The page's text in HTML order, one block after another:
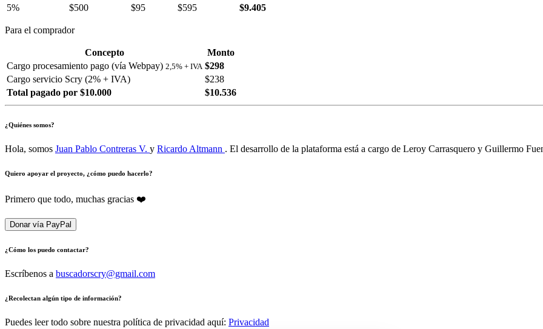
5%
$500 $95 $595 $9.405
Para el comprador
Concepto
Monto
Cargo procesamiento pago (vía Webpay) 2,5% + IVA $298
Cargo servicio Scry (2% + IVA)
$238
Total pagado por $10.000
$10.536
¿Quiénes somos?
Hola, somos Juan Pablo Contreras V. y Ricardo Altmann . El desarrollo de la plataforma está a cargo de Leroy Carrasquero y Guillermo
Quiero apoyar el proyecto, ¿cómo puedo hacerlo?
Primero que todo, muchas gracias ❤️
Donar vía PayPal
¿Cómo los puedo contactar?
Escríbenos a buscadorscry@gmail.com
¿Recolectan algún tipo de información?
Puedes leer todo sobre nuestra política de privacidad aquí: Privacidad